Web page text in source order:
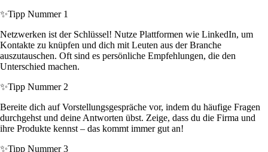
✨Tipp Nummer 1
Netzwerken ist der Schlüssel! Nutze Plattformen wie LinkedIn, um
Kontakte zu knüpfen und dich mit Leuten aus der Branche
auszutauschen. Oft sind es persönliche Empfehlungen, die den
Unterschied machen.
✨Tipp Nummer 2
Bereite dich auf Vorstellungsgespräche vor, indem du häufige Fragen
durchgehst und deine Antworten übst. Zeige, dass du die Firma und
ihre Produkte kennst – das kommt immer gut an!
✨Tipp Nummer 3